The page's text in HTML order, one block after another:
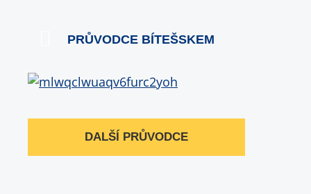
PRŮVODCE BÍTEŠSKEM
DALŠÍ PRŮVODCE